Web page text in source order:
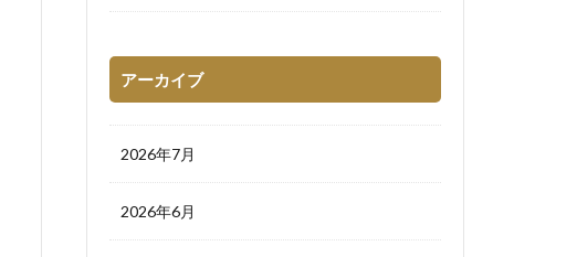
アーカイブ
2026年7月
2026年6月